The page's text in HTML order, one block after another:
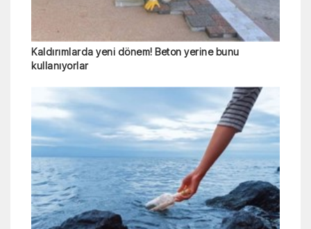
Kaldırımlarda yeni dönem! Beton yerine bunu
kullanıyorlar